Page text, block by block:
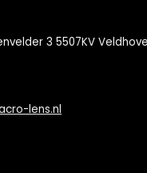
3 5507KV
lens.nl